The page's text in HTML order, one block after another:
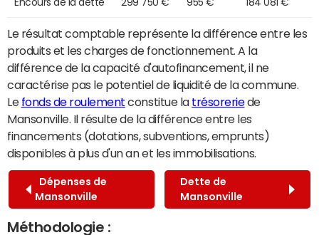
Le résultat comptable représente la différence entre les
produits et les charges de fonctionnement. A la
différence de la capacité d'autofinancement, il ne
caractérise pas le potentiel de liquidité de la commune.
Le fonds de roulement constitue la trésoreriede
Mansonville. Il résulte de la différence entre les
financements (dotations, subventions, emprunts)
disponibles à plus d'un an et les immobilisations.
Dépenses de
Mansonville
Dette de
Mansonville
Méthodologie :